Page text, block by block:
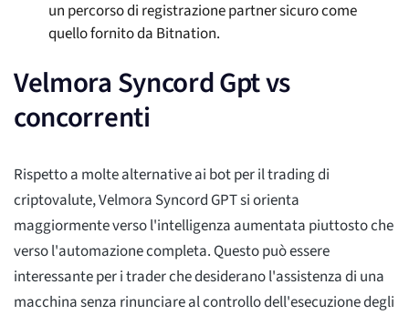
un percorso di registrazione partner sicuro come
quello fornito da Bitnation.
Velmora Syncord Gpt vs
concorrenti
Rispetto a molte alternative ai bot per il trading di
criptovalute, Velmora Syncord GPT si orienta
maggiormente verso l'intelligenza aumentata piuttosto che
verso l'automazione completa. Questo può essere
interessante per i trader che desiderano l'assistenza di una
macchina senza rinunciare al controllo dell'esecuzione degli